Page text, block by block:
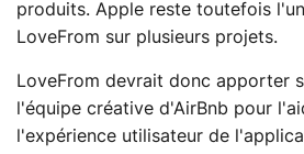
produits. Apple reste toutefois
LoveFrom sur plusieurs projets.
LoveFrom devrait donc apporter
l'équipe créative d'AirBnb pour
l'expérience utilisateur de